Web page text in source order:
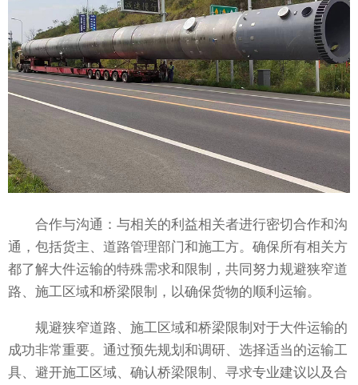
合作与沟通：与相关的利益相关者进行密切合作和沟
通，包括货主、道路管理部门和施工方。确保所有相关方
都了解大件运输的特殊需求和限制，共同努力规避狭窄道
路、施工区域和桥梁限制，以确保货物的顺利运输。
规避狭窄道路、施工区域和桥梁限制对于大件运输的
成功非常重要。通过预先规划和调研、选择适当的运输工
具、避开施工区域、确认桥梁限制、寻求专业建议以及合